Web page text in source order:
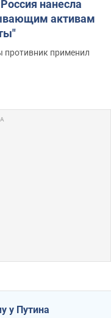
нанесла
активам
применил
у Путина